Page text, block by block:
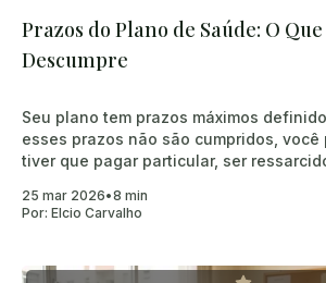
Prazos do Plano de Saúde: O
Descumpre
Seu plano tem prazos máximos
esses prazos não são cumpridos, você
tiver que pagar particular, ser
25 mar 2026•8 min
Por: Elcio Carvalho